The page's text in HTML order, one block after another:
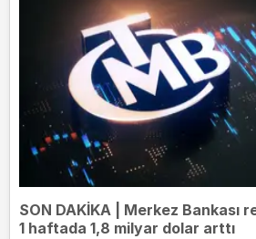
SON DAKİKA | Merkez Bankası
1 haftada 1,8 milyar dolar arttı